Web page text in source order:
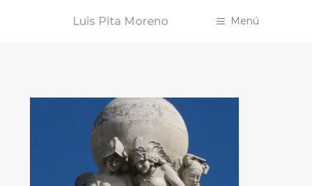
Luis Pita Moreno Menú